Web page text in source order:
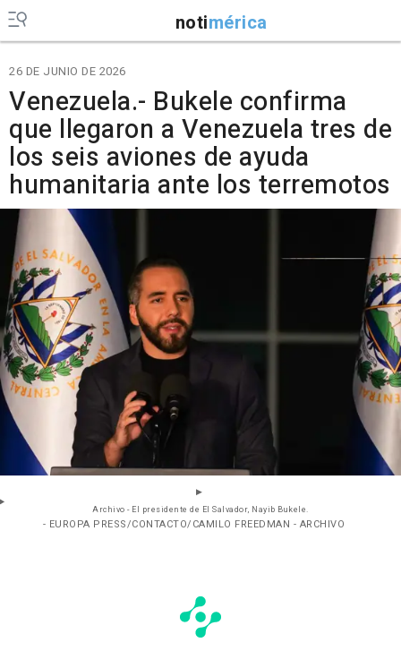
notimérica
26 DE JUNIO DE 2026
Venezuela.- Bukele confirma
que llegaron a Venezuela tres de
los seis aviones de ayuda
humanitaria ante los terremotos
Archivo - El presidente de El Salvador, Nayib Bukele.
- EUROPA PRESS/CONTACTO/CAMILO FREEDMAN - ARCHIVO